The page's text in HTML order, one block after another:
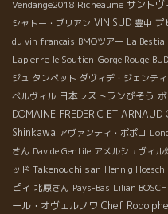
Vendange2018 Richeaume サントヴ
シャトー・ブリアン VINISUD 豊中 プ
du vin francais BMOツアー La Bestia
Lapierre le Soutien-Gorge Rouge
ジュ タンペット ダヴィデ・ジェンテ
ベルヴィル 日本レストランびそう
DOMAINE FREDERIC ET ARNAUD
Shinkawa アヴァンティ・ポポロ
さん Davide Gentile アメルシュヴィル
ッド Takenouchi san Hennig Hoesch
ピィ 北原さん Pays-Bas Lilian BOSCH
ール・オヴェルノワ Chef Rodolphe